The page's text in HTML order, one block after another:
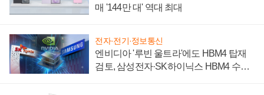
매 '144만 대' 역대 최대
전자·전기·정보통신
엔비디아 '루빈 울트라'에도 HBM4 탑재
검토, 삼성전자·SK하이닉스 HBM4 수율